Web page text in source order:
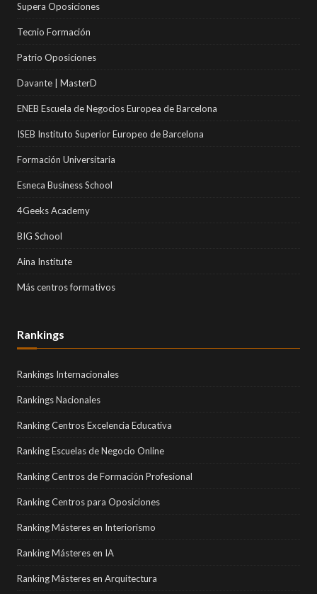
Supera Oposiciones
Tecnio Formación
Patrio Oposiciones
Davante | MasterD
ENEB Escuela de Negocios Europea de Barcelona
ISEB Instituto Superior Europeo de Barcelona
Formación Universitaria
Esneca Business School
4Geeks Academy
BIG School
Aina Institute
Más centros formativos
Rankings
Rankings Internacionales
Rankings Nacionales
Ranking Centros Excelencia Educativa
Ranking Escuelas de Negocio Online
Ranking Centros de Formación Profesional
Ranking Centros para Oposiciones
Ranking Másteres en Interiorismo
Ranking Másteres en IA
Ranking Másteres en Arquitectura